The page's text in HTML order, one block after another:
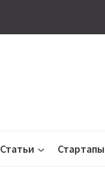
Статьи Стартапы